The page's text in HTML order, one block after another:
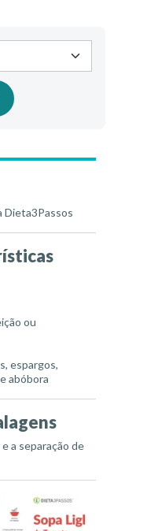
Dieta3Passos
ou
espargos,
abóbora
a separação de